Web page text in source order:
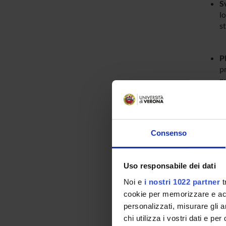
Consenso
Uso responsabile dei dati
Noi e i nostri 1022 partner
cookie per memorizzare e
personalizzati, misurare gli
chi utilizza i vostri dati e per
Per